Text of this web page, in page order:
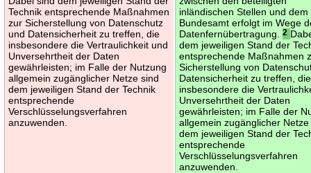
Technik entsprechende Maßnahmen
zur Sicherstellung von Datenschutz
und Datensicherheit zu treffen, die
insbesondere die Vertraulichkeit und
Unversehrtheit der Daten
gewährleisten; im Falle der Nutzung
allgemein zugänglicher Netze sind
dem jeweiligen Stand der Technik
entsprechende
Verschlüsselungsverfahren
anzuwenden.
inländischen Stellen und dem
Bundesamt erfolgt im Wege
Datenfernübertragung.2
dem jeweiligen Stand der
entsprechende Maßnahmen
Sicherstellung von
Datensicherheit zu treffen, die
insbesondere die
Unversehrtheit der Daten
gewährleisten; im Falle der
allgemein zugänglicher
dem jeweiligen Stand der
entsprechende
Verschlüsselungsverfahren
anzuwenden.